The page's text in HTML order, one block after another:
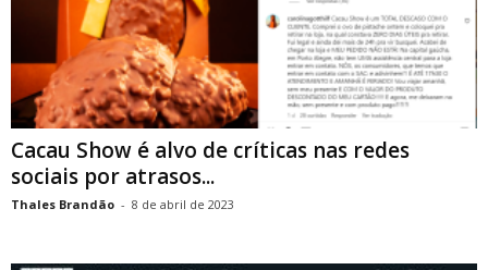
Cacau Show é alvo de críticas nas redes
sociais por atrasos...
Thales Brandão - 8 de abril de 2023